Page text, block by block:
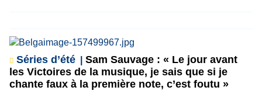
Séries d’été
Sam Sauvage : « Le jour avant
les Victoires de la musique, je sais que si je
chante faux à la première note, c’est foutu »